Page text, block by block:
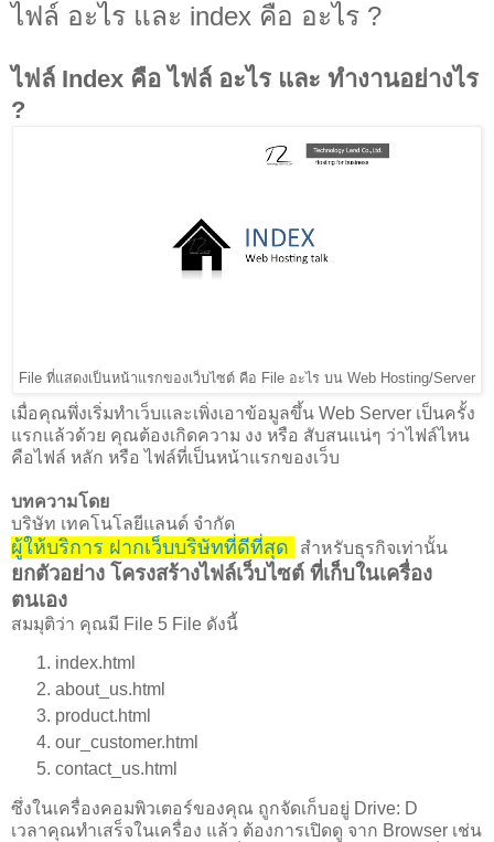
ไฟล์ อะไร และ index คือ อะไร ?
ไฟล์ Index คือ ไฟล์ อะไร และ ทำงานอย่างไร
?
File ที่แสดงเป็นหน้าแรกของเว็บไซต์ คือ File อะไร บน Web Hosting/Server
เมื่อคุณพึ่งเริ่มทำเว็บและเพิ่งเอาข้อมูลขึ้น Web Server เป็นครั้ง
แรกแล้วด้วย คุณต้องเกิดความ งง หรือ สับสนแน่ๆ ว่าไฟล์ไหน
คือไฟล์ หลัก หรือ ไฟล์ที่เป็นหน้าแรกของเว็บ
บทความโดย
บริษัท เทคโนโลยีแลนด์ จำกัด
ผู้ให้บริการ ฝากเว็บบริษัทที่ดีที่สุด สำหรับธุรกิจเท่านั้น
ยกตัวอย่าง โครงสร้างไฟล์เว็บไซต์ ที่เก็บในเครื่อง
ตนเอง
สมมุติว่า คุณมี File 5 File ดังนี้
index.html
about_us.html
product.html
our_customer.html
contact_us.html
ซึ่งในเครื่องคอมพิวเตอร์ของคุณ ถูกจัดเก็บอยู่ Drive: D
เวลาคุณทำเสร็จในเครื่อง แล้ว ต้องการเปิดดู จาก Browser เช่น